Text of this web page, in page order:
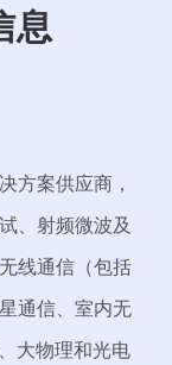
息
方案供应商，
、射频微波及
线通信（包括
通信、室内无
大物理和光电